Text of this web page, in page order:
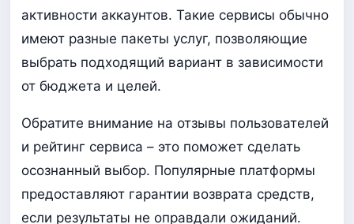
активности аккаунтов. Такие сервисы обычно
имеют разные пакеты услуг, позволяющие
выбрать подходящий вариант в зависимости
от бюджета и целей.
Обратите внимание на отзывы пользователей
и рейтинг сервиса – это поможет сделать
осознанный выбор. Популярные платформы
предоставляют гарантии возврата средств,
если результаты не оправдали ожиданий.